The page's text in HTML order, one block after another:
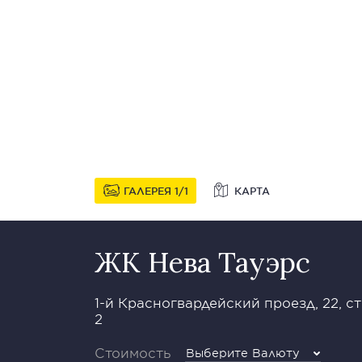
ГАЛЕРЕЯ 1 1 КАРТА
ЖК Нева Тауэрс
1-й Красногвардейский проезд, 22,
2
Стоимость Выберите Валюту